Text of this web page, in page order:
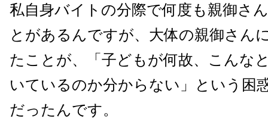
私自身バイトの分際で何度も親御さ
とがあるんですが、大体の親御さん
たことが、「子どもが何故、こんな
いているのか分からない」という困
だったんです。